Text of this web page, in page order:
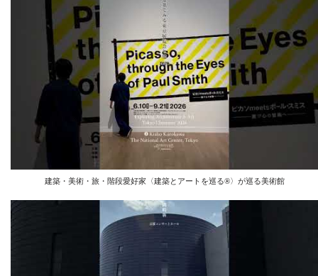
建築・美術・旅・階段愛好家〈建築とアートを巡る®︎〉が巡る美術館